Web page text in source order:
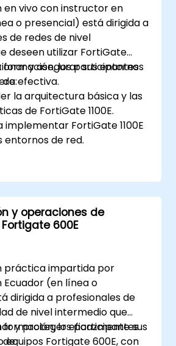
en vivo con instructor en
o presencial) está dirigida a
de redes de nivel
deseen utilizar FortiGate
y asegurar sus entornos
efectiva.
formación, los participantes
la arquitectura básica y las
de FortiGate 1100E.
implementar FortiGate 1100E
entornos de red.
y gestión.
las políticas de seguridad,
monitorear y mantener
y operaciones de
600E
práctica impartida por
(en línea o
dirigida a profesionales de
de nivel intermedio que
y proteger eficazmente sus
equipos Fortigate 600E, con
formación, los participantes